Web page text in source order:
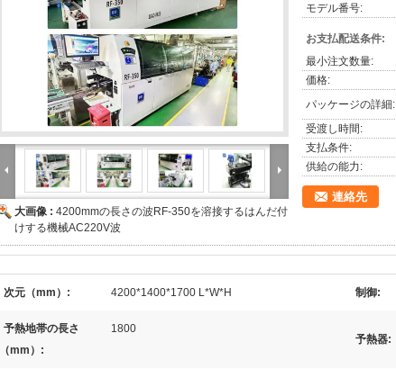
大画像 : 4200mmの長さの波RF-350を溶接するはんだ付
けする機械AC220V波
モデル番号:
お支払配送条件:
最小注文数量:
価格:
パッケージの詳細:
受渡し時間:
支払条件:
供給の能力:
連絡先
次元（mm）: 4200*1400*1700 L*W*H 制御:
予熱地帯の長さ
（mm）:
1800
予熱器: